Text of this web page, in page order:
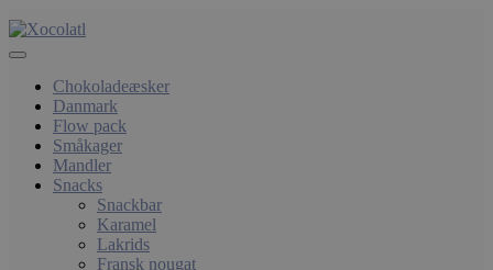
Chokoladeæsker
Danmark
Flow pack
Småkager
Mandler
Snacks
Snackbar
Karamel
Lakrids
Fransk nougat